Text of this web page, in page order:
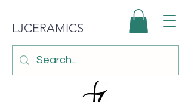
LJCERAMICS